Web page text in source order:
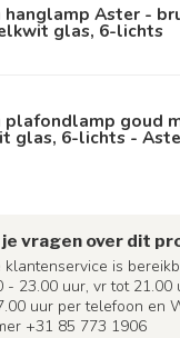
hanglamp Aster -
glas, 6-lichts
plafondlamp goud
glas, 6-lichts -
je vragen over dit
klantenservice is
- 23.00 uur, vr tot 21.00
uur per telefoon en
+31 85 773 1906